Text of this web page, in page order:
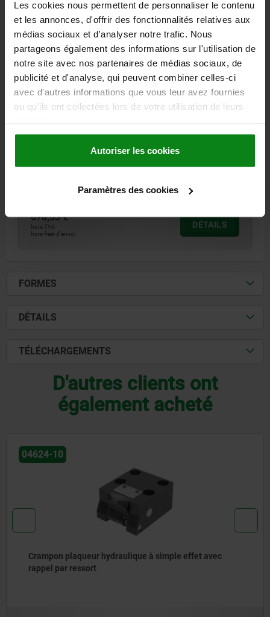
Les cookies nous permettent de personnaliser le contenu
et les annonces, d'offrir des fonctionnalités relatives aux
médias sociaux et d'analyser notre trafic. Nous
partageons également des informations sur l'utilisation de
notre site avec nos partenaires de médias sociaux, de
publicité et d'analyse, qui peuvent combiner celles-ci
avec d'autres informations que vous leur avez fournies
ou qu'ils ont collectées lors de votre utilisation de leurs
Autoriser les cookies
Paramètres des cookies
PLAQUE D'ADAPTATION PERCÉE PAS DE 16
440X100X30, FORME:B, G=M16, G1=M16, ACIER
BRUNI
L3=120 L4=160 L5=200 L6=63
L8=125 L9=150 L10=189
04486-04-164401001
678,53 €
hors TVA
hors frais d’envoi
DÉTAILS
FORMES
DÉTAILS
TÉLÉCHARGEMENTS
D'autres clients ont
également acheté
04624-10
Crampon plaqueur hydraulique à simple effet avec
rappel par ressort